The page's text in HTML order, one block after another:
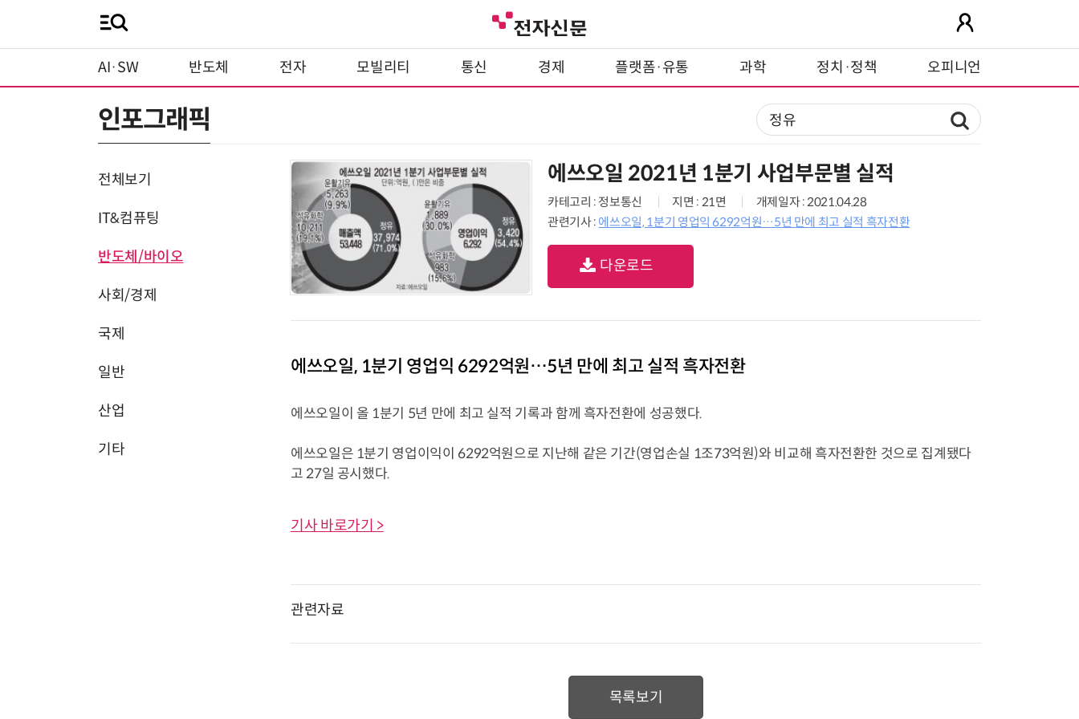
AI·SW 반도체 전자 모빌리티 통신 경제 플랫폼·유통 과학 정치·정책 오피니언
인포그래픽
전체보기
IT&컴퓨팅
반도체/바이오
사회/경제
국제
일반
산업
기타
에쓰오일 2021년 1분기 사업부문별 실적
카테고리 : 정보통신 지면 : 21면
개제일자 : 2021.04.28
관련기사 : 에쓰오일, 1분기 영업익 6292억원…5년 만에 최고 실적 흑자전환
다운로드
에쓰오일, 1분기 영업익 6292억원…5년 만에 최고 실적 흑자전환
에쓰오일이 올 1분기 5년 만에 최고 실적 기록과 함께 흑자전환에 성공했다.
에쓰오일은 1분기 영업이익이 6292억원으로 지난해 같은 기간(영업손실 1조73억원)와 비교해 흑자전환한 것으로 집계됐다
고 27일 공시했다.
기사 바로가기 >
관련자료
목록보기